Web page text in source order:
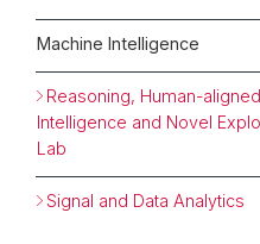
Machine Intelligence
Reasoning, Human-aligned
Intelligence and Novel
Lab
Signal and Data Analytics